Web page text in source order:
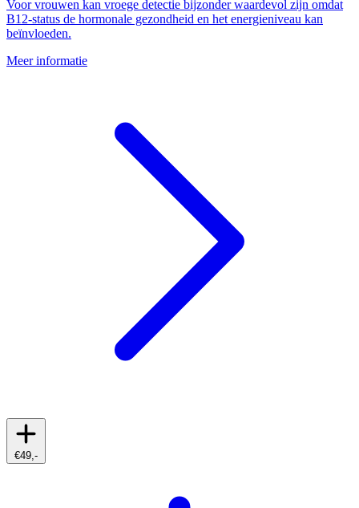
Voor vrouwen kan vroege detectie bijzonder waardevol zijn omdat
B12-status de hormonale gezondheid en het energieniveau kan
beïnvloeden.
Meer informatie
€49,-